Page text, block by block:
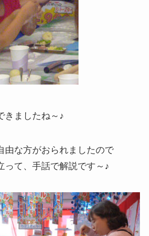
きましたね～♪
由な方がおられましたので
って、手話で解説です～♪